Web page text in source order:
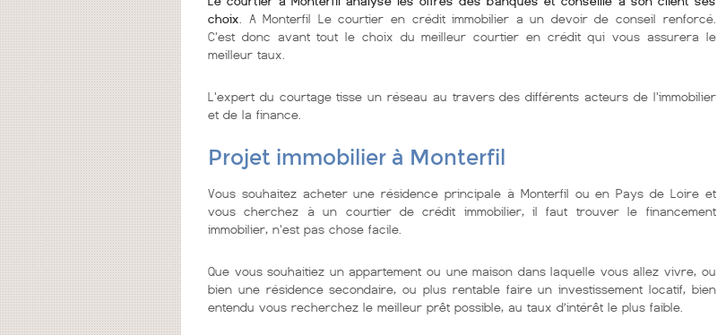
choix . A Monterfil Le courtier en crédit immobilier a un devoir de conseil renforcé.
C'est donc avant tout le choix du meilleur courtier en crédit qui vous assurera le
meilleur taux.
L'expert du courtage tisse un réseau au travers des différents acteurs de l'immobilier
et de la finance.
Projet immobilier à Monterfil
Vous souhaitez acheter une résidence principale à Monterfil ou en Pays de Loire et
vous cherchez à un courtier de crédit immobilier, il faut trouver le financement
immobilier, n'est pas chose facile.
Que vous souhaitiez un appartement ou une maison dans laquelle vous allez vivre, ou
bien une résidence secondaire, ou plus rentable faire un investissement locatif, bien
entendu vous recherchez le meilleur prêt possible, au taux d’intérêt le plus faible.